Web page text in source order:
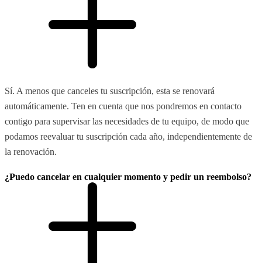
Sí. A menos que canceles tu suscripción, esta se renovará
automáticamente. Ten en cuenta que nos pondremos en contacto
contigo para supervisar las necesidades de tu equipo, de modo que
podamos reevaluar tu suscripción cada año, independientemente de
la renovación.
¿Puedo cancelar en cualquier momento y pedir un reembolso?